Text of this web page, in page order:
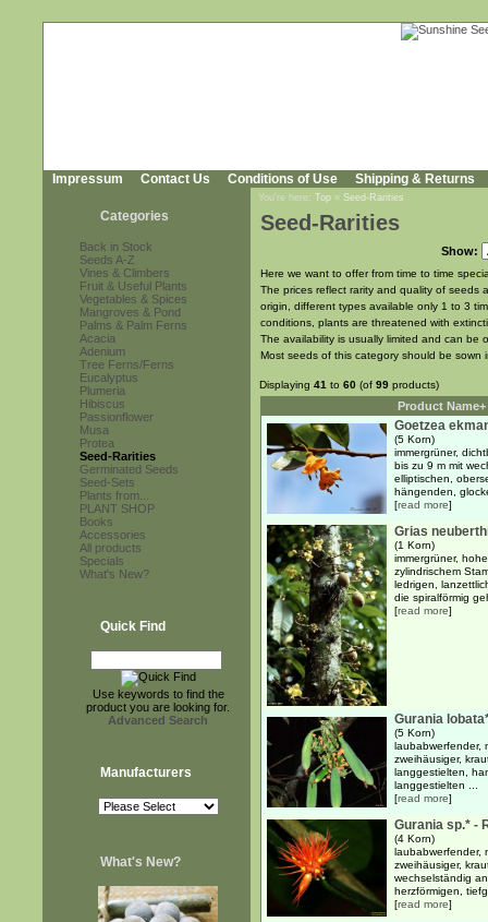
Impressum Contact Us Conditions of Use Shipping & Returns
Categories
Back in Stock
Seeds A-Z
Vines & Climbers
Fruit & Useful Plants
Vegetables & Spices
Mangroves & Pond
Palms & Palm Ferns
Acacia
Adenium
Tree Ferns/Ferns
Eucalyptus
Plumeria
Hibiscus
Passionflower
Musa
Protea
Seed-Rarities
Germinated Seeds
Seed-Sets
Plants from...
PLANT SHOP
Books
Accessories
All products
Specials
What's New?
Quick Find
Use keywords to find the
product you are looking for.
Advanced Search
Manufacturers
What's New?
You're here: Top » Seed-Rarities
Seed-Rarities
Show:
Here we want to offer from time to time
The prices reflect rarity and quality of seeds
origin, different types available only 1 to 3
conditions, plants are threatened with
The availability is usually limited and can
Most seeds of this category should be sown
Displaying 41 to 60 (of 99 products)
Product Name+
Goetzea
(5 Korn)
immergrüner,
bis zu 9 m mit
elliptischen,
hängenden,
[read more]
Grias
(1 Korn)
immergrüner,
zylindrischem
ledrigen,
die spiralförmig
[read more]
Gurania
(5 Korn)
laubabwerfender,
zweihäusiger,
langgestielten,
langgestielten ...
[read more]
Gurania sp.* -
(4 Korn)
laubabwerfender,
zweihäusiger,
wechselständig
herzförmigen,
[read more]